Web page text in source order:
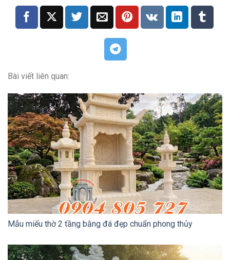
Bài viết liên quan:
Mẫu miếu thờ 2 tầng bằng đá đẹp chuẩn phong thủy